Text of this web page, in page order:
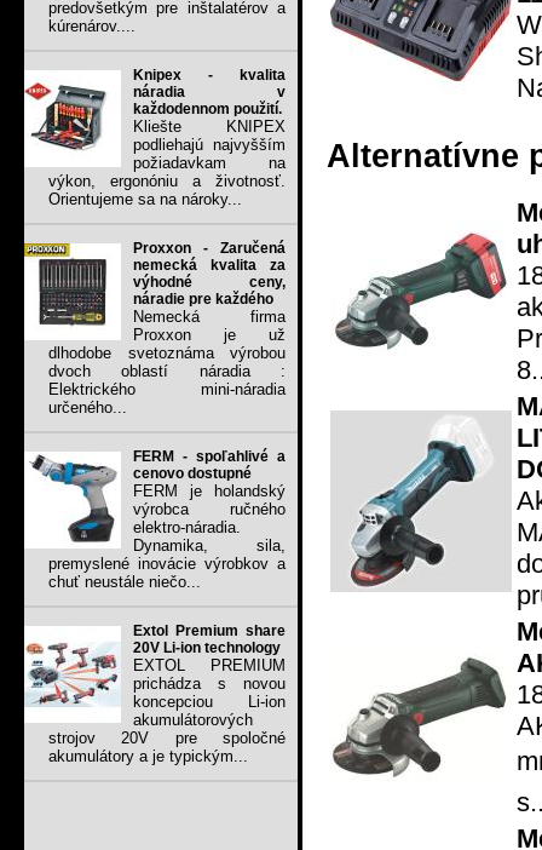
predovšetkým pre inštalatérov a
kúrenárov....
Knipex - kvalita
náradia v
každodennom použití.
Kliešte KNIPEX
podliehajú najvyšším
požiadavkam na
výkon, ergonóniu a životnosť.
Orientujeme sa na nároky...
Proxxon - Zaručená
nemecká kvalita za
výhodné ceny,
náradie pre každého
Nemecká firma
Proxxon je už
dlhodobe svetoznáma výrobou
dvoch oblastí náradia :
Elektrického mini-náradia
určeného...
FERM - spoľahlivé a
cenovo dostupné
FERM je holandský
výrobca ručného
elektro-náradia.
Dynamika, sila,
premyslené inovácie výrobkov a
chuť neustále niečo...
Extol Premium share
20V Li-ion technology
EXTOL PREMIUM
prichádza s novou
koncepciou Li-ion
akumulátorových
strojov 20V pre spoločné
akumulátory a je typickým...
Alternatívne